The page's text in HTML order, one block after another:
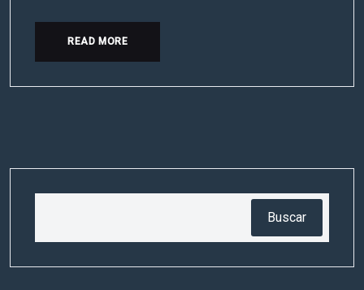
READ MORE
Buscar